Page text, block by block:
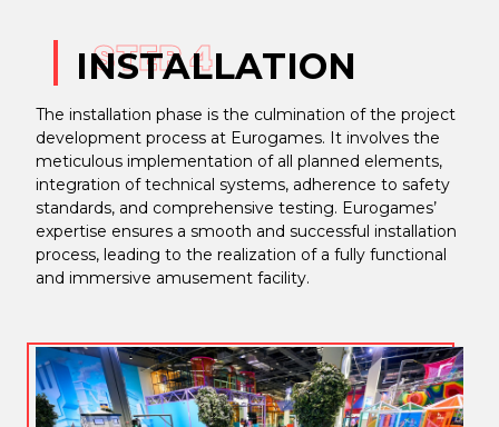
STEP 4
INSTALLATION
The installation phase is the culmination of the project
development process at Eurogames. It involves the
meticulous implementation of all planned elements,
integration of technical systems, adherence to safety
standards, and comprehensive testing. Eurogames’
expertise ensures a smooth and successful installation
process, leading to the realization of a fully functional
and immersive amusement facility.